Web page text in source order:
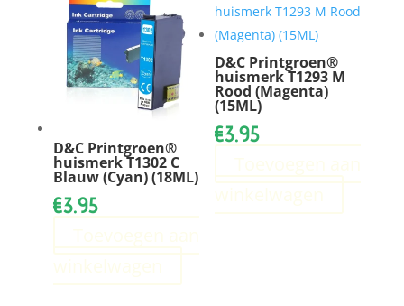
D&C Printgroen®
huismerk T1302 C
Blauw (Cyan) (18ML)
€3.95
D&C Printgroen®
huismerk T1293 M
Rood (Magenta)
(15ML)
€3.95